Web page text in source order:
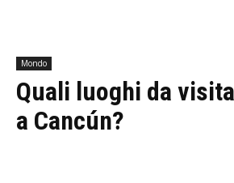
Mondo
Quali luoghi da
a Cancún?